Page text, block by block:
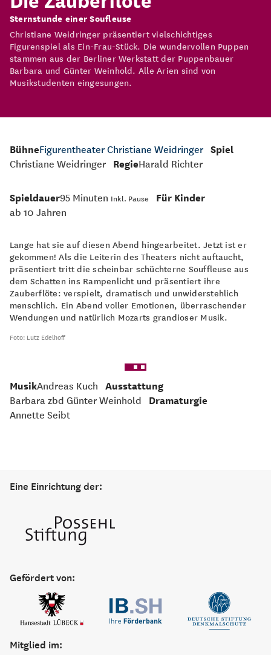
Sternstunde einer Soufleuse
Christiane Weidringer präsentiert vielschichtiges
Figurenspiel als Ein-Frau-Stück. Die wundervollen Puppen
stammen aus der Berliner Werkstatt der Puppenbauer
Barbara und Günter Weinhold. Alle Arien sind von
Musikstudenten eingesungen.
Lange hat sie auf diesen Abend hingearbeitet. Jetzt ist er
gekommen! Als die Leiterin des Theaters nicht auftaucht,
präsentiert tritt die scheinbar schüchterne Souffleuse aus
dem Schatten ins Rampenlicht und präsentiert ihre
Zauberflöte: verspielt, dramatisch und unwiderstehlich
menschlich. Ein Abend voller Emotionen, überraschender
Wendungen und natürlich Mozarts grandioser Musik.
Foto: Lutz Edelhoff
MusikAndreas Kuch Ausstattung
Barbara zbd Günter Weinhold Dramaturgie
Annette Seibt
BühneFigurentheater Christiane Weidringer Spiel
Christiane Weidringer RegieHarald Richter
Spieldauer95 Minuten Inkl. Pause
Für Kinder
ab 10 Jahren
Eine Einrichtung der:
Gefördert von:
Mitglied im: